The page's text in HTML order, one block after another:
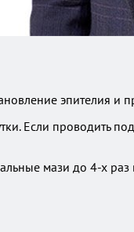
эпителия
Если проводить
мази до 4-х раз